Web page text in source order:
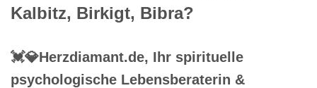
Kalbitz, Birkigt, Bibra?
💓️💎Herzdiamant.de, Ihr spirituelle
psychologische Lebensberaterin &